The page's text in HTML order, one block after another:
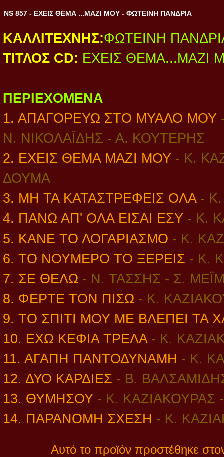
NS 857 - ΕΧΕΙΣ ΘΕΜΑ ...ΜΑΖΙ ΜΟΥ - ΦΩΤΕΙΝΗ ΠΑΝΔΡΙΑ
ΚΑΛΛΙΤΕΧΝΗΣ:ΦΩΤΕΙΝΗ
ΤΙΤΛΟΣ CD: ΕΧΕΙΣ ΘΕΜΑ...ΜΑΖΙ
ΠΕΡΙΕΧΟΜΕΝΑ
1. ΑΠΑΓΟΡΕΥΩ ΣΤΟ ΜΥΑΛΟ ΜΟΥ
Ν. ΝΙΚΟΛΑΪΔΗΣ - Α. ΚΟΥΤΕΡΗΣ
2. ΕΧΕΙΣ ΘΕΜΑ ΜΑΖΙ ΜΟΥ - Κ.
ΔΟΥΜΑ
3. ΜΗ ΤΑ ΚΑΤΑΣΤΡΕΦΕΙΣ ΟΛΑ -
4. ΠΑΝΩ ΑΠ' ΟΛΑ ΕΙΣΑΙ ΕΣΥ - Κ.
5. ΚΑΝΕ ΤΟ ΛΟΓΑΡΙΑΣΜΟ - Κ.
6. ΤΟ ΝΟΥΜΕΡΟ ΤΟ ΞΕΡΕΙΣ - Κ.
7. ΣΕ ΘΕΛΩ - Ν. ΤΑΣΣΗΣ - Σ.
8. ΦΕΡΤΕ ΤΟΝ ΠΙΣΩ - Κ.
9. ΤΟ ΣΠΙΤΙ ΜΟΥ ΜΕ ΒΛΕΠΕΙ ΤΑ
10. ΕΧΩ ΚΕΦΙΑ ΤΡΕΛΑ - Κ.
11. ΑΓΑΠΗ ΠΑΝΤΟΔΥΝΑΜΗ - Κ.
12. ΔΥΟ ΚΑΡΔΙΕΣ - Β.
13. ΘΥΜΗΣΟΥ - Κ. ΚΑΖΙΑΚΟΥΡΑΣ
14. ΠΑΡΑΝΟΜΗ ΣΧΕΣΗ - Κ.
Αυτό το προϊόν προστέθηκε